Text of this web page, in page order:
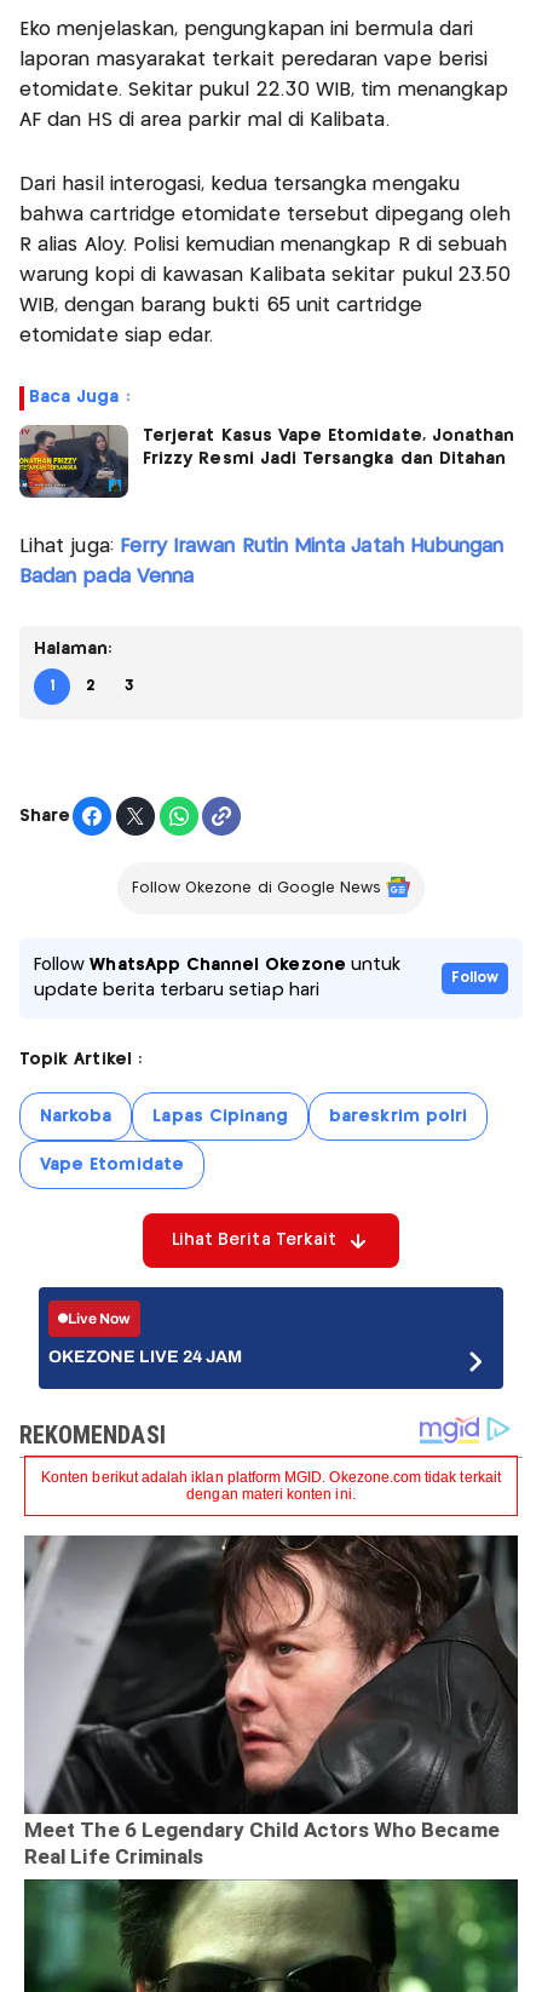
Eko menjelaskan, pengungkapan ini bermula dari
laporan masyarakat terkait peredaran vape berisi
etomidate. Sekitar pukul 22.30 WIB, tim menangkap
AF dan HS di area parkir mal di Kalibata.
Dari hasil interogasi, kedua tersangka mengaku
bahwa cartridge etomidate tersebut dipegang oleh
R alias Aloy. Polisi kemudian menangkap R di sebuah
warung kopi di kawasan Kalibata sekitar pukul 23.50
WIB, dengan barang bukti 65 unit cartridge
etomidate siap edar.
Baca Juga :
Terjerat Kasus Vape Etomidate, Jonathan
Frizzy Resmi Jadi Tersangka dan Ditahan
Lihat juga: Ferry Irawan Rutin Minta Jatah Hubungan
Badan pada Venna
Halaman:
1 2 3
Share
Follow Okezone di Google News
FollowWhatsApp Channel Okezone untuk
update berita terbaru setiap hari
Follow
Topik Artikel :
Narkoba Lapas Cipinang bareskrim polri
Vape Etomidate
Lihat Berita Terkait
Live Now
OKEZONE LIVE 24 JAM